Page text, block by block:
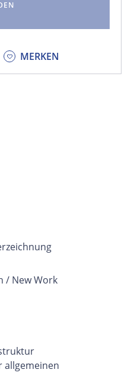
MERKEN
/ New Work
allgemeinen